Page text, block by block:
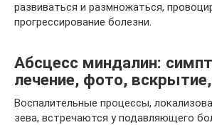
развиваться и размножаться,
прогрессирование болезни.
Абсцесс миндалин:
лечение, фото,
Воспалительные процессы,
зева, встречаются у подавляющего